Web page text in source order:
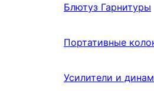
Блютуз Гарнитуры
Портативные
Усилители и